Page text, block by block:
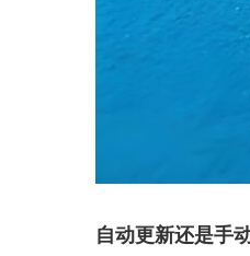
自动更新还是手